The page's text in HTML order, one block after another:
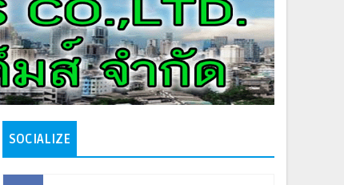
SOCIALIZE